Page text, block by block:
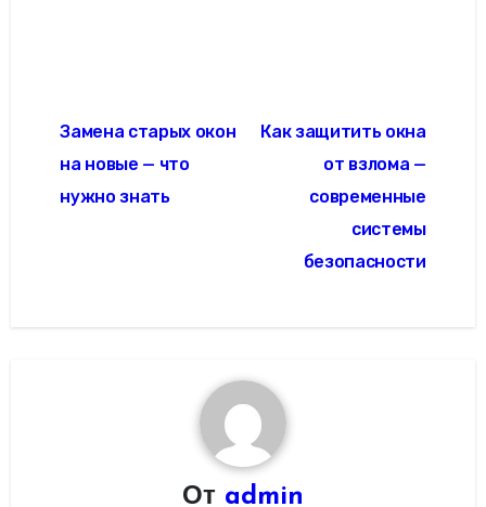
по
записям
Замена старых окон
на новые — что
нужно знать
Как защитить окна
от взлома —
современные
системы
безопасности
От admin